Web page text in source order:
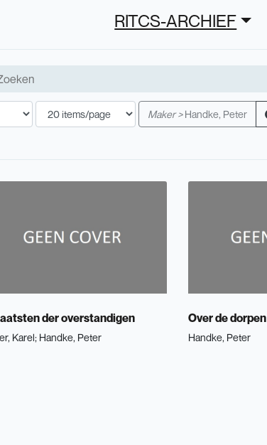
RITCS-ARCHIEF
Maker > Handke, Peter
der overstandigen
Karel Handke, Peter
Over de dorpen
Handke, Peter